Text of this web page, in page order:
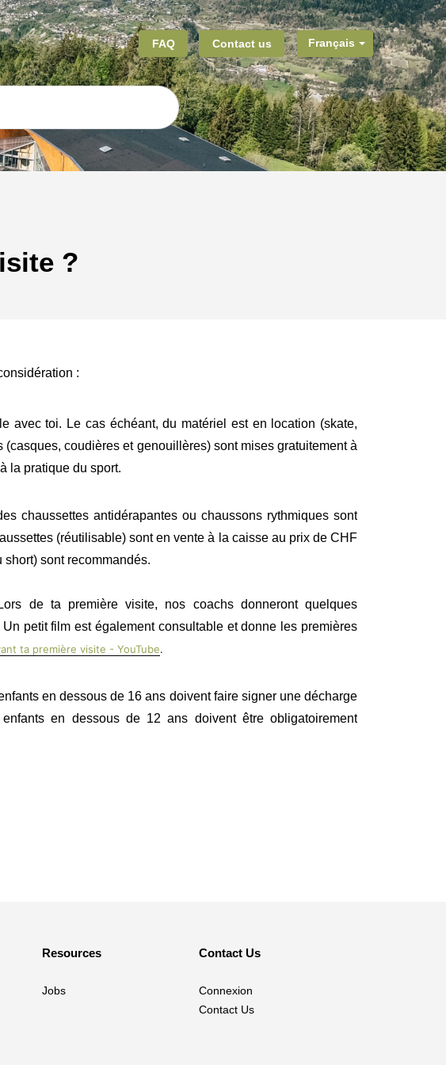
FAQ Contact us Français
?
:
avec toi. Le cas échéant, du matériel est en location (skate,
coudières et genouillères) sont mises gratuitement à
la pratique du sport.
chaussettes antidérapantes ou chaussons rythmiques sont
(réutilisable) sont en vente à la caisse au prix de CHF
sont recommandés.
Lors de ta première visite, nos coachs donneront quelques
petit film est également consultable et donne les premières
ta première visite - YouTube.
en dessous de 16 ans doivent faire signer une décharge
en dessous de 12 ans doivent être obligatoirement
Resources
Jobs
Contact Us
Connexion
Contact Us